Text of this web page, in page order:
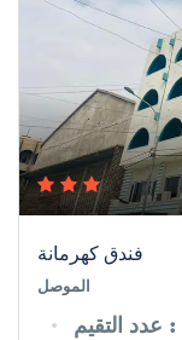
فندق كهرمانة
الموصل
: عدد التقيم